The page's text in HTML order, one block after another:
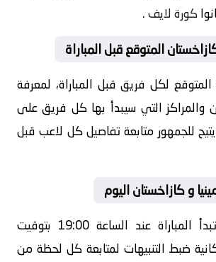
كورة لايف.
المتوقع قبل المباراة
لكل فريق قبل المباراة، لمعرفة
والمراكز التي سيبدأ بها كل فريق على
للجمهور متابعة تفاصيل كل لاعب قبل
و كازاخستان اليوم
لراحة المتابعين، تبدأ المباراة عند الساعة 19:00 بتوقيت
ضبط التنبيهات لمتابعة كل لحظة من